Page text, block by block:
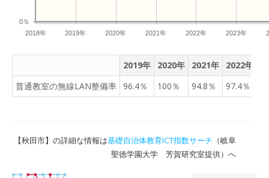
2018年 2019年 2020年 2021年 2022年 2023年
0％
2019年 2020年 2021年 2022年
普通教室の無線LAN整備率
96.4％ 100％ 94.8％ 97.4％
【秋田市】の詳細な情報は基礎自治体教育ICT指数サーチ （岐阜
聖徳学園大学 芳賀研究室提供）へ